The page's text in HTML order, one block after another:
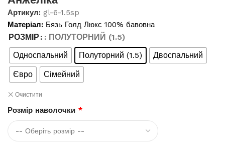
Артикул: gl-6-1.5sp
Матеріал: Бязь Голд Люкс 100% бавовна
РОЗМІР
: ПОЛУТОРНИЙ (1.5)
Односпальний
Полуторний (1.5)
Двоспальний
Євро
Сімейний
Очистити
Розмір наволочки *